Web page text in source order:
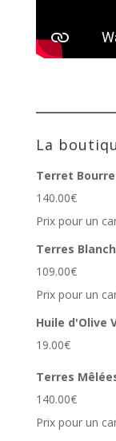
La
Terret
140.00€
Prix pour un
Terres
109.00€
Prix pour un
Huile d'Olive
19.00€
Terres
140.00€
Prix pour un